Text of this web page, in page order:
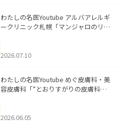
わたしの名医Youtube アルバアレルギ
ークリニック札幌「マンジャロのリア
た。
2026.07.10
わたしの名医Youtube めぐ皮膚科・美
容皮膚科「”とおりすがりの皮膚科
2026.06.05